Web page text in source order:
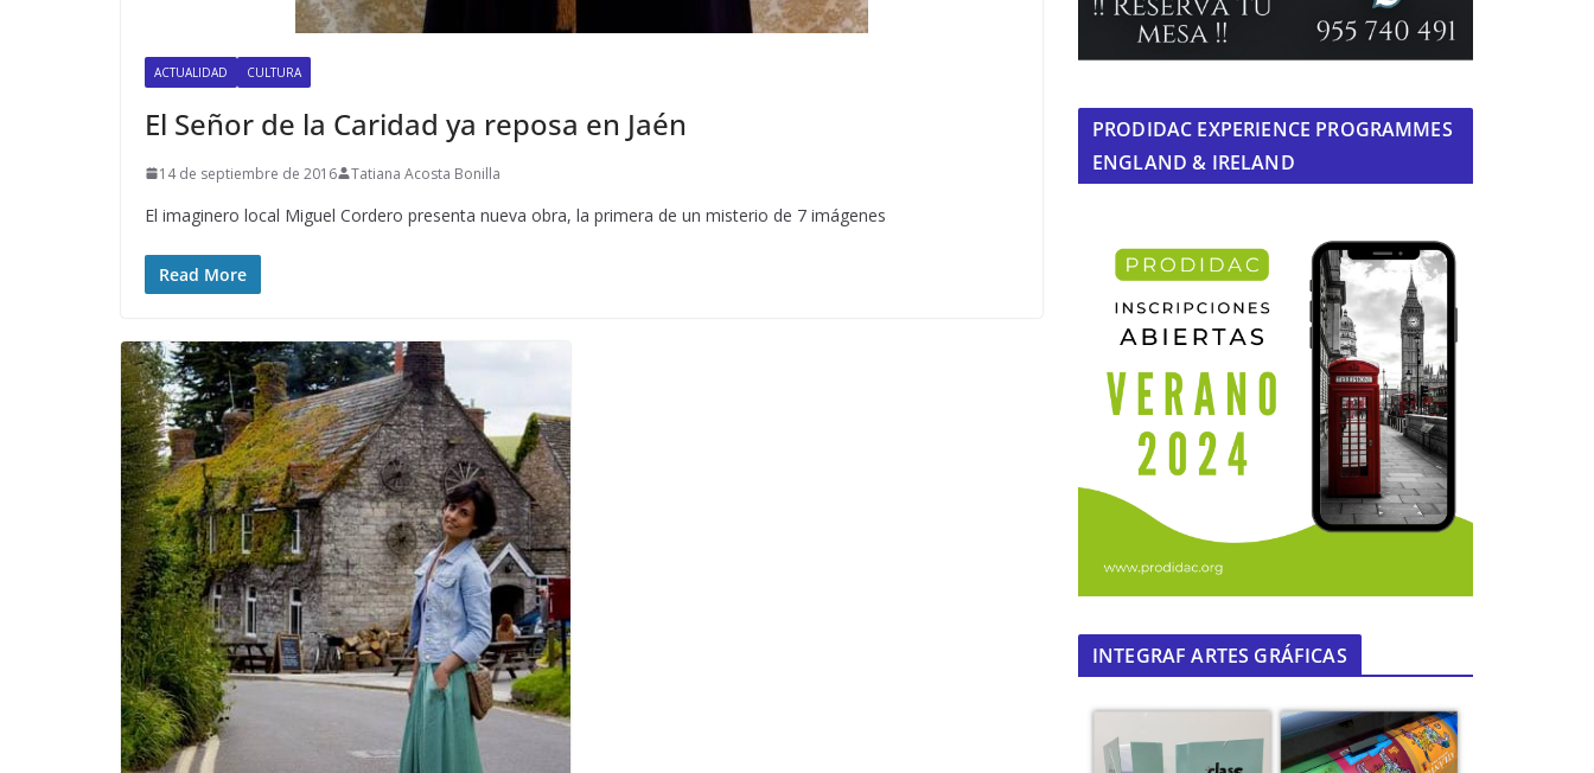
ACTUALIDAD CULTURA
El Señor de la Caridad ya reposa en Jaén
14 de septiembre de 2016 Tatiana Acosta Bonilla
El imaginero local Miguel Cordero presenta nueva obra, la primera de un misterio de 7 imágenes
Read More
PRODIDAC EXPERIENCE PROGRAMMES
ENGLAND & IRELAND
INTEGRAF ARTES GRÁFICAS